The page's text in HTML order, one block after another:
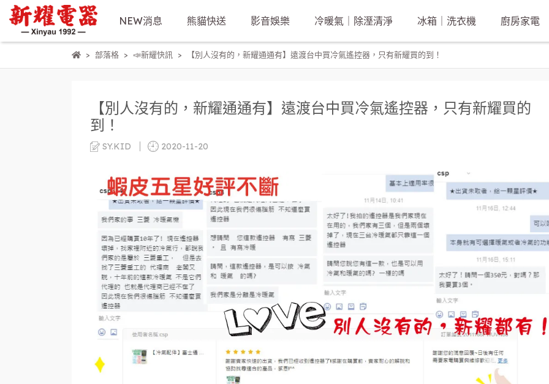
NEW消息 熊貓快送 影音娛樂 冷暖氣｜除溼清淨 冰箱｜洗衣機 廚房家電
部落格 📣新耀快訊 【別人沒有的，新耀通通有】遠渡台中買冷氣遙控器，只有新耀買的到！
【別人沒有的，新耀通通有】遠渡台中買冷氣遙控器，只有新耀買的
到！
SY.KID 2020-11-20